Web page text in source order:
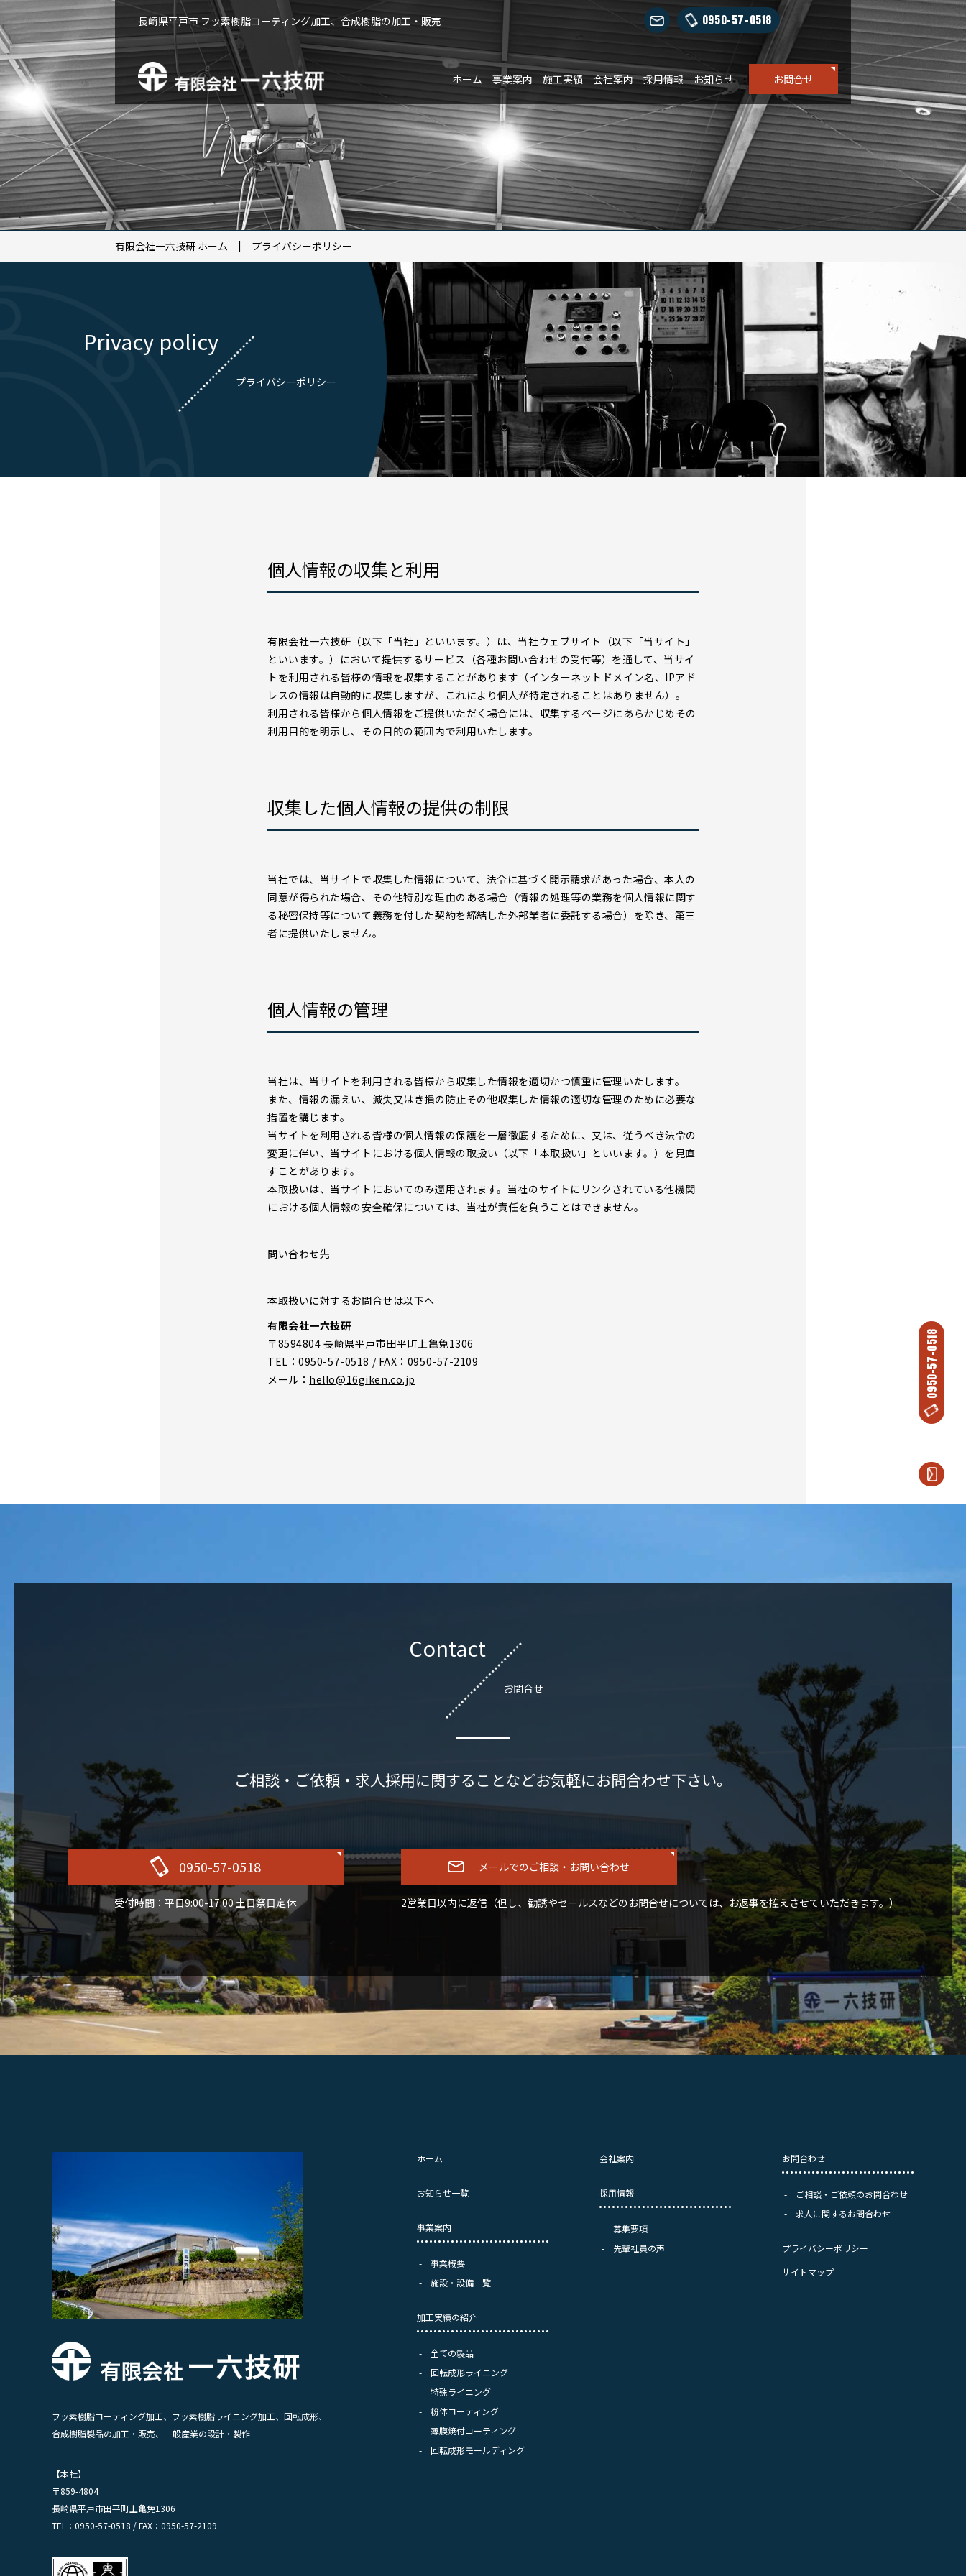
0950-57-0518
0950-57-0518
長崎県平戸市 フッ素樹脂コーティング加工、合成樹脂の加工・販売
ホーム 事業案内 施工実績 会社案内 採用情報 お知らせ お問合せ
有限会社一六技研 ホーム プライバシーポリシー
Privacy policy
プライバシーポリシー
個人情報の収集と利用
有限会社一六技研（以下「当社」といいます。）は、当社ウェブサイト（以下「当サイト」
といいます。）において提供するサービス（各種お問い合わせの受付等）を通して、当サイ
トを利用される皆様の情報を収集することがあります（インターネットドメイン名、IPアド
レスの情報は自動的に収集しますが、これにより個人が特定されることはありません）。
利用される皆様から個人情報をご提供いただく場合には、収集するページにあらかじめその
利用目的を明示し、その目的の範囲内で利用いたします。
収集した個人情報の提供の制限
当社では、当サイトで収集した情報について、法令に基づく開示請求があった場合、本人の
同意が得られた場合、その他特別な理由のある場合（情報の処理等の業務を個人情報に関す
る秘密保持等について義務を付した契約を締結した外部業者に委託する場合）を除き、第三
者に提供いたしません。
個人情報の管理
当社は、当サイトを利用される皆様から収集した情報を適切かつ慎重に管理いたします。
また、情報の漏えい、滅失又はき損の防止その他収集した情報の適切な管理のために必要な
措置を講じます。
当サイトを利用される皆様の個人情報の保護を一層徹底するために、又は、従うべき法令の
変更に伴い、当サイトにおける個人情報の取扱い（以下「本取扱い」といいます。）を見直
すことがあります。
本取扱いは、当サイトにおいてのみ適用されます。当社のサイトにリンクされている他機関
における個人情報の安全確保については、当社が責任を負うことはできません。
問い合わせ先
本取扱いに対するお問合せは以下へ
有限会社一六技研
〒8594804 長崎県平戸市田平町上亀免1306
TEL：0950-57-0518 / FAX：0950-57-2109
メール： hello@16giken.co.jp
Contact
お問合せ
ご相談・ご依頼・求人採用に関することなどお気軽にお問合わせ下さい。
0950-57-0518
受付時間：平日9:00-17:00 土日祭日定休
メールでのご相談・お問い合わせ
2営業日以内に返信（但し、勧誘やセールスなどのお問合せについては、お返事を控えさせていただきます。）
フッ素樹脂コーティング加工、フッ素樹脂ライニング加工、回転成形、
合成樹脂製品の加工・販売、一般産業の設計・製作
【本社】
〒859-4804
長崎県平戸市田平町上亀免1306
TEL：0950-57-0518 / FAX：0950-57-2109
ホーム
お知らせ一覧
事業案内
事業概要
施設・設備一覧
加工実績の紹介
全ての製品
回転成形ライニング
特殊ライニング
粉体コーティング
薄膜焼付コーティング
回転成形モールディング
会社案内
採用情報
募集要項
先輩社員の声
お問合わせ
ご相談・ご依頼のお問合わせ
求人に関するお問合わせ
プライバシーポリシー
サイトマップ